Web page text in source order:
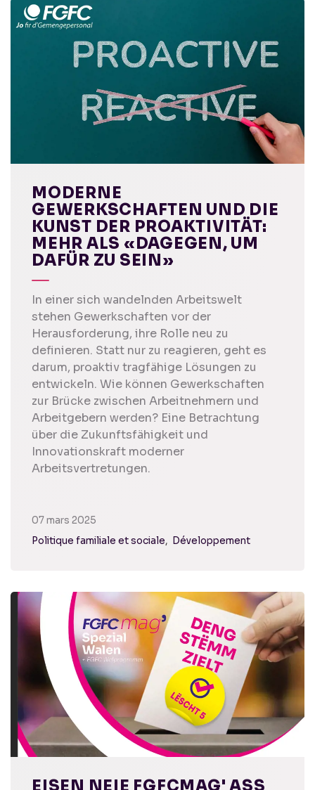
MODERNE
GEWERKSCHAFTEN UND DIE
KUNST DER PROAKTIVITÄT:
MEHR ALS «DAGEGEN, UM
DAFÜR ZU SEIN»
In einer sich wandelnden Arbeitswelt
stehen Gewerkschaften vor der
Herausforderung, ihre Rolle neu zu
definieren. Statt nur zu reagieren, geht es
darum, proaktiv tragfähige Lösungen zu
entwickeln. Wie können Gewerkschaften
zur Brücke zwischen Arbeitnehmern und
Arbeitgebern werden? Eine Betrachtung
über die Zukunftsfähigkeit und
Innovationskraft moderner
Arbeitsvertretungen.
07 mars 2025
Politique familiale et sociale
Développement
EISEN NEIE FGFCMAG' ASS